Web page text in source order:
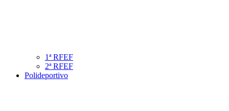
1ª RFEF
2ª RFEF
Polideportivo